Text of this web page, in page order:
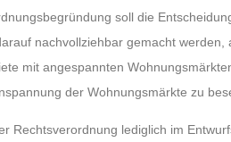
soll die
nachvollziehbar gemacht werden,
mit angespannten
der Wohnungsmärkte zu
Rechtsverordnung lediglich im